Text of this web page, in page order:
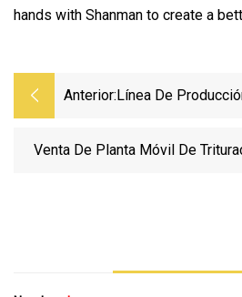
hands with Shanman to create a
Anterior: Línea De
Trituradora De
Venta De Planta Móvil De